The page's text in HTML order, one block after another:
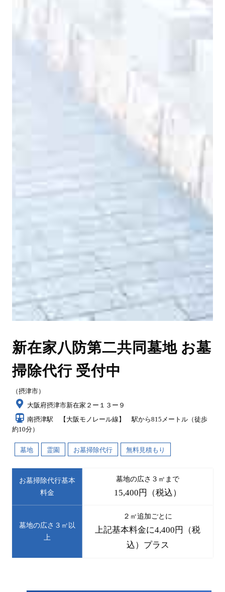
新在家八防第二共同墓地 お墓
掃除代行 受付中
（摂津市）
大阪府摂津市新在家２ー１３ー９
南摂津駅 【大阪モノレール線】 駅から815メートル（徒歩
約10分）
墓地 霊園 お墓掃除代行 無料見積もり
お墓掃除代行基本
料金
墓地の広さ３㎡まで
15,400円（税込）
墓地の広さ３㎡以
上
２㎡追加ごとに
上記基本料金に4,400円（税
込）プラス